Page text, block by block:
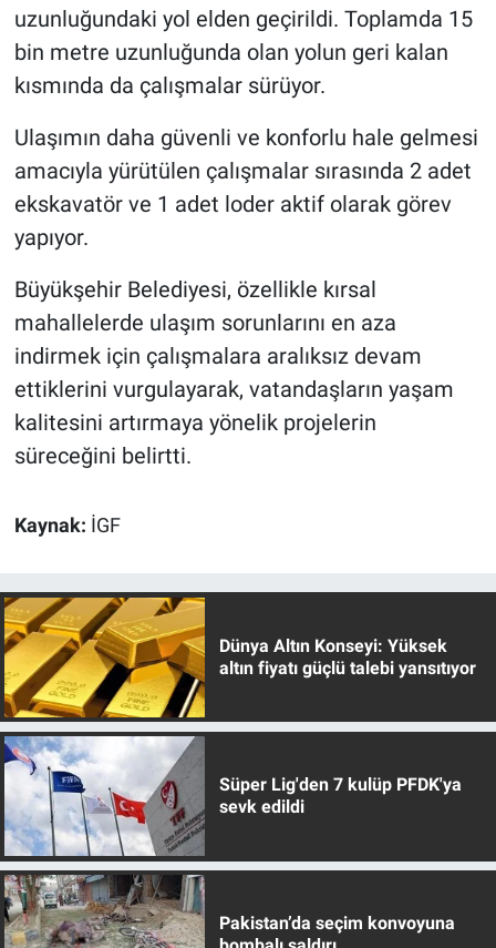
uzunluğundaki yol elden geçirildi. Toplamda 15
bin metre uzunluğunda olan yolun geri kalan
kısmında da çalışmalar sürüyor.
Ulaşımın daha güvenli ve konforlu hale gelmesi
amacıyla yürütülen çalışmalar sırasında 2 adet
ekskavatör ve 1 adet loder aktif olarak görev
yapıyor.
Büyükşehir Belediyesi, özellikle kırsal
mahallelerde ulaşım sorunlarını en aza
indirmek için çalışmalara aralıksız devam
ettiklerini vurgulayarak, vatandaşların yaşam
kalitesini artırmaya yönelik projelerin
süreceğini belirtti.
Kaynak: İGF
Dünya Altın Konseyi: Yüksek
altın fiyatı güçlü talebi yansıtıyor
Süper Lig'den 7 kulüp PFDK'ya
sevk edildi
Pakistan’da seçim konvoyuna